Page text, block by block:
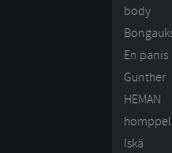
body
En panis
Gunther
HEMAN
Iskä